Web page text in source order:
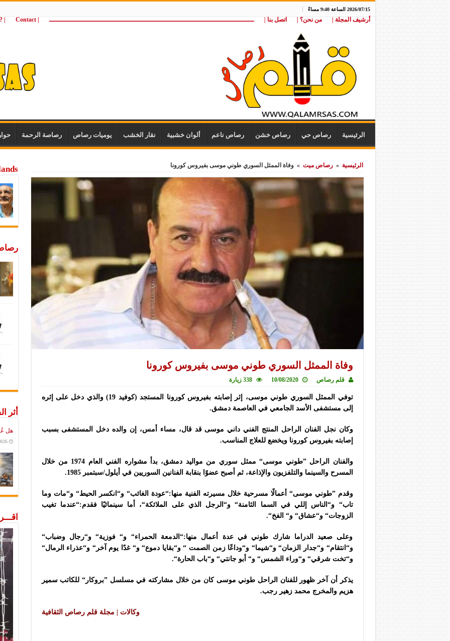
2026/07/15 الساعة 9:40 مساءً
أرشيف المجلة | من نحن؟ | اتصل بنا | ــــــــــــــــــــــــــــــــــــــــــــــــــــــــــــــــــــــــــــــــــــــــــــــــــــــ | Contact
wij
الرئيسية رصاص حي رصاص خشن رصاص ناعم ألوان خشبية نقار الخشب يوميات رصاص رصاصة الرحمة
الرئيسية » رصاص ميت » وفاة الممثل السوري طوني موسى بفيروس كورونا
وفاة الممثل السوري طوني موسى بفيروس كورونا
قلم رصاص 10/08/2020 338 زيارة
توفي الممثل السوري طوني موسى، إثر إصابته بفيروس كورونا المستجد (كوفيد 19) والذي دخل على إثره
إلى مستشفى الأسد الجامعي في العاصمة دمشق.
وكان نجل الفنان الراحل المنتج الفني داني موسى قد قال، مساء أمس، إن والده دخل المستشفى بسبب
إصابته بفيروس كورونا ويخضع للعلاج المناسب.
والفنان الراحل ”طوني موسى“ ممثل سوري من مواليد دمشق، بدأ مشواره الفني العام 1974 من خلال
المسرح والسينما والتلفزيون والإذاعة، ثم أصبح عضوًا بنقابة الفنانين السوريين في أيلول/سبتمبر 1985.
وقدم ”طوني موسى“ أعمالًا مسرحية خلال مسيرته الفنية منها:“عودة الغائب“ و“انكسر الحيط“ و“مات وما
تاب“ و“الناس إللي في السما الثامنة“ و“الرجل الذي على الملائكة“، أما سينمائيًا فقدم:“عندما تغيب
الزوجات“ و“عشاق“ و“ الفخ“.
وعلى صعيد الدراما شارك طوني في عدة أعمال منها:“الدمعة الحمراء“ و“ فوزية“ و“رجال وضباب“
و“انتقام“ و“جدار الزمان“ و“شيما“ و“وداعًا زمن الصمت “ و“بقايا دموع“ و“ غدًا يوم آخر“ و“عذراء الرمال“
و“تخت شرقي“ و“وراء الشمس“ و“ أبو جانتي“ و“باب الحارة“.
يذكر أن آخر ظهور للفنان الراحل طوني موسى كان من خلال مشاركته في مسلسل ”بروكار“ للكاتب سمير
هزيم والمخرج محمد زهير رجب.
وكالات | مجلة قلم رصاص الثقافية
أثر
هل